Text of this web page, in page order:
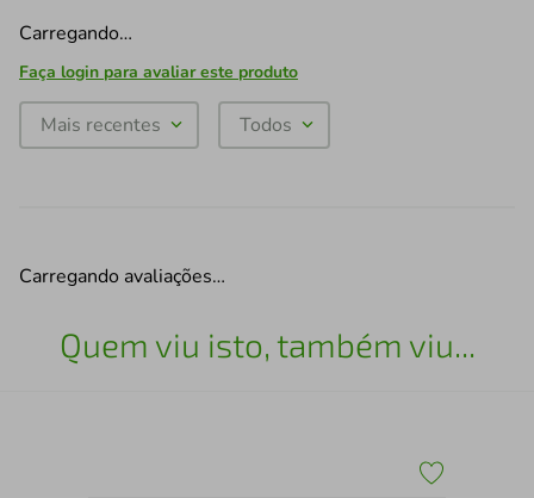
Carregando…
Faça login para avaliar este produto
Mais recentes Todos
Carregando avaliações…
Quem viu isto, também viu...